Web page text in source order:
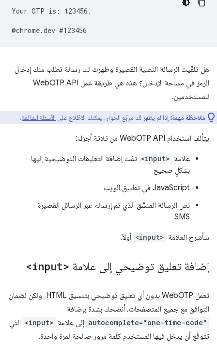
Your OTP is: 123456.
هل تلقّيت الرسالة النصية القصيرة وظهرت لك رسالة تطلب منك إدخال
الرمز في مساحة الإدخال؟ هذه هي طريقة عمل WebOTP API
للمستخدمين.
ملاحظة مهمة: إذا لم يظهر لك مربّع الحوار، يمكنك الاطّلاع على الأسئلة الشائعة.
يتألف استخدام WebOTP API من ثلاثة أجزاء:
علامة <input> تمّت إضافة التعليقات التوضيحية إليها
بشكلٍ صحيح
JavaScript في تطبيق الويب
نص الرسالة المنسَّق الذي تم إرساله عبر الرسائل القصيرة
SMS
سأشرح العلامة <input> أولاً.
إضافة تعليق توضيحي إلى علامة <input>
تعمل WebOTP بدون أي تعليق توضيحي بتنسيق HTML، ولكن لضمان
التوافق مع جميع المتصفحات، أنصحك بشدة بإضافة
autocomplete="one-time-code" إلى علامة <input> التي
تتوقّع أن يدخل فيها المستخدم كلمة مرور صالحة لمرة واحدة.